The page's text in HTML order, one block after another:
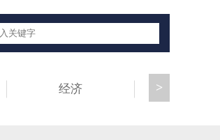
经济 >
06-12 08:04:40
届中国—南亚博览会暨第30届中国昆明